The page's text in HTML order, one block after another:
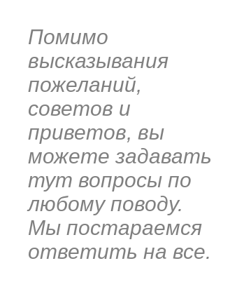
Помимо
высказывания
пожеланий,
советов и
приветов, вы
можете задавать
тут вопросы по
любому поводу.
Мы постараемся
ответить на все.